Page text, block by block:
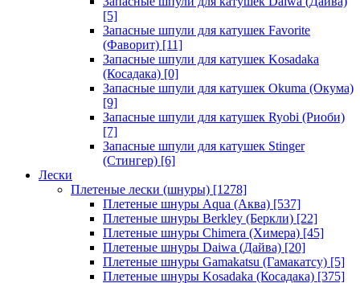
[5]
Запасные шпули для катушек Favorite
(Фаворит) [11]
Запасные шпули для катушек Kosadaka
(Косадака) [0]
Запасные шпули для катушек Okuma (Окума)
[9]
Запасные шпули для катушек Ryobi (Риоби)
[7]
Запасные шпули для катушек Stinger
(Стингер) [6]
Лески
Плетеные лески (шнуры) [1278]
Плетеные шнуры Aqua (Аква) [537]
Плетеные шнуры Berkley (Беркли) [22]
Плетеные шнуры Chimera (Химера) [45]
Плетеные шнуры Daiwa (Дайва) [20]
Плетеные шнуры Gamakatsu (Гамакатсу) [5]
Плетеные шнуры Kosadaka (Косадака) [375]